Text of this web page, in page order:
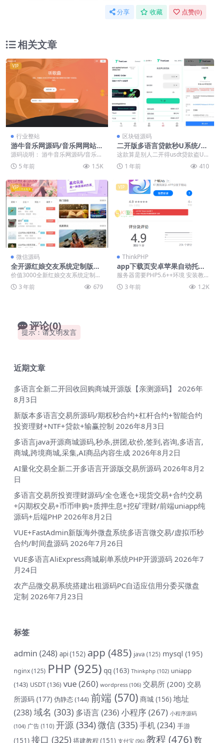
分享 收藏 点赞(0)
相关文章
VIP
行业整站
游牛音乐网源码/音乐网网站平
台源码
源码说明： 游牛音乐网源码/音乐网
网站平台源码 这是一个音乐分享平
台，用户可以自...
5 年前 1.5K
区块链源码
二开版多语言贷款秒U系统/us
dt借贷授权/贷款盗U源码
这款算是别人二开得usdt贷款盗U
源码，这套原版就是多语言质押得
盗U系统 源码前...
1 年前 410
VIP
微信源码
全开源红娘交友系统定制版源
码 | 相亲交友小程序源码下载
价值3000全新红娘交友系统定制版
源码 | 相亲交友小程序源码 全开源
可二开 定...
3 年前 679
VIP
ThinkPHP
app下载页安卓苹果自动托管
下载页php源码
服务器需要PHP5.6++环境 安装教
程： 把【web】里的源码上传到你
的网站对...
3 年前 1.2K
评论(0)
提示：请文明发言
近期文章
多语言全新二开回收回购商城开源版【亲测源码】
2026年
8月3日
新版本多语言交易所源码/期权秒合约+杠杆合约+智能合约
投资理财+NTF+贷款+输赢控制 2026年8月3日
多语言java开源商城源码,秒杀,拼团,砍价,签到,咨询,多语言,
商城,跨境商城,采集,AI商品内容生成 2026年8月2日
AI量化交易全新二开多语言开源版交易所源码 2026年8月2
日
多语言交易所投资理财源码/全仓逐仓+现货交易+合约交易
+闪期权交易+币币申购+质押生息+挖矿理财/前端uniapp纯
源码+后端PHP 2026年8月2日
VUE+FastAdmin新版海外微盘系统多语言微交易/虚拟币秒
合约/时间盘源码 2026年7月26日
VUE多语言AliExpress商城刷单系统PHP开源源码 2026年7
月24日
农产品微交易系统搭建出租源码PC自适应信用分委买微盘
定制 2026年7月23日
标签
admin (248) api(152) app (485) java (125) mysql (195)
nginx(125) PHP (925) qq (163) Thinkphp (102) uniapp
(143) USDT(136) vue(260) wordpress (106) 交易所 (200) 交易
所源码 (177) 伪静态(144) 前端 (570) 商城 (156) 地址
(238)域名 (303) 多语言(236) 小程序(267) 小程序源码
(104) 广告 (110) 开源 (334)微信 (335)手机(234) 手游
(151) 接口 (325) 搭建教程 (151) 支付宝 (96) 教程 (476)数